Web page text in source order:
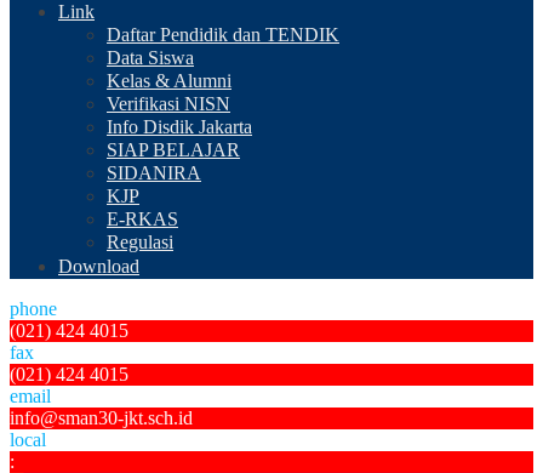
Link
Daftar Pendidik dan TENDIK
Data Siswa
Kelas & Alumni
Verifikasi NISN
Info Disdik Jakarta
SIAP BELAJAR
SIDANIRA
KJP
E-RKAS
Regulasi
Download
phone
(021) 424 4015
fax
(021) 424 4015
email
info@sman30-jkt.sch.id
local
: